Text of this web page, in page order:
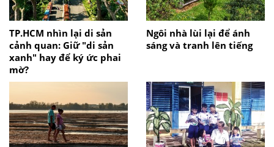
TP.HCM nhìn lại di sản
cảnh quan: Giữ "di sản
xanh" hay để ký ức phai
mờ?
Ngôi nhà lùi lại để ánh
sáng và tranh lên tiếng